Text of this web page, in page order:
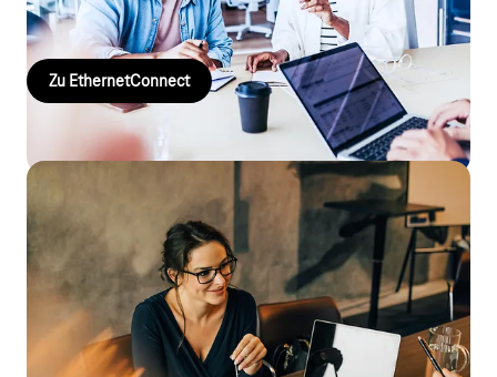
flexibel Punkt-zu-Punkt oder virtuell.
Zu EthernetConnect
Business Premium Access: Ein Anschluss
für alle Dienste
Mit dem Business Premium Access Portfolio wird die Trennung
von Anschluss und Diensten Realität. Sie entscheiden frei,
welche Dienste Sie an Ihrem Business Premium Access
Anschluss benötigen: von Telefonie über Internet bis zu Cloud-